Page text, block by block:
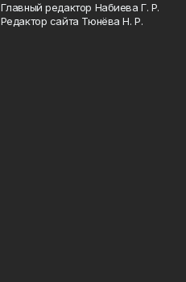
Главный редактор Набиева Г. Р.
Редактор сайта Тюнёва Н. Р.